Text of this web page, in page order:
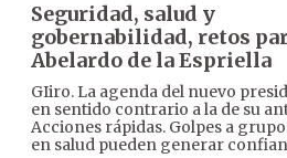
Seguridad, salud y
gobernabilidad, retos
Abelardo de la Espriella
GIiro. La agenda del nuevo
en sentido contrario a la de su
Acciones rápidas. Golpes a
en salud pueden generar